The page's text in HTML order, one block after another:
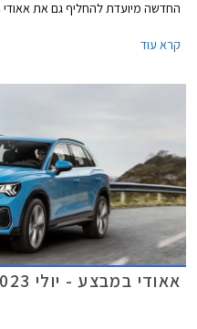
ישווק לראשונה בתצורת אוונט
הקופה והקבריולט יוצגו בהמשך
קרא עוד
אאודי במבצע - יולי 2023